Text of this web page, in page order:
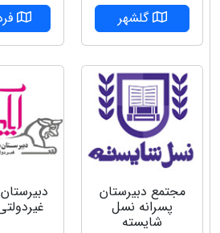
گلشهر
مجتمع دبیرستان
پسرانه نسل
شایسته